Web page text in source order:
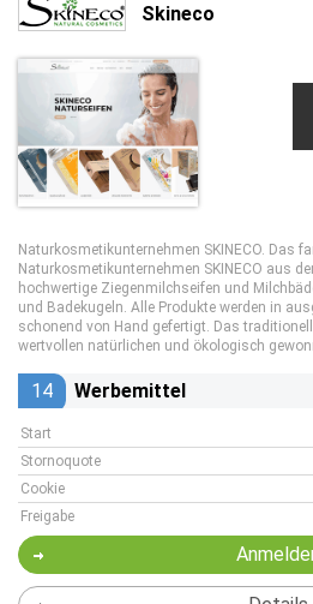
Skineco
Naturkosmetikunternehmen SKINECO. Das
Naturkosmetikunternehmen SKINECO aus
hochwertige Ziegenmilchseifen und
und Badekugeln. Alle Produkte werden in
schonend von Hand gefertigt. Das
wertvollen natürlichen und ökologisch
14 Werbemittel
Start
Stornoquote
Cookie
Freigabe